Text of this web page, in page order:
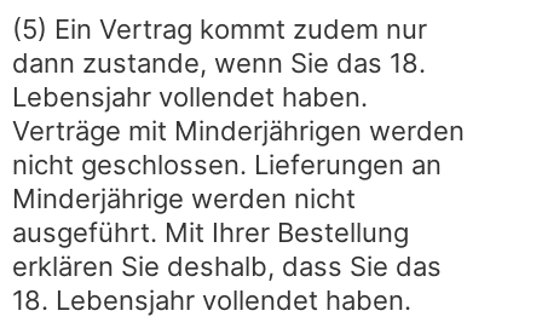
(5) Ein Vertrag kommt zudem nur
dann zustande, wenn Sie das 18.
Lebensjahr vollendet haben.
Verträge mit Minderjährigen werden
nicht geschlossen. Lieferungen an
Minderjährige werden nicht
ausgeführt. Mit Ihrer Bestellung
erklären Sie deshalb, dass Sie das
18. Lebensjahr vollendet haben.